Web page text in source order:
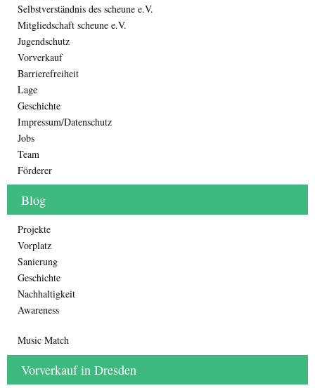
Selbstverständnis des scheune e.V.
Mitgliedschaft scheune e.V.
Jugendschutz
Vorverkauf
Barrierefreiheit
Lage
Geschichte
Impressum/Datenschutz
Jobs
Team
Förderer
Blog
Projekte
Vorplatz
Sanierung
Geschichte
Nachhaltigkeit
Awareness
Music Match
Vorverkauf in Dresden